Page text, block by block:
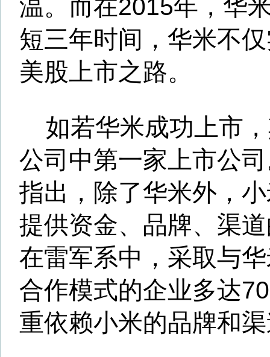
指出，除了华米外，小米为多
提供资金、品牌、渠道的支持
在雷军系中，采取与华米和小
合作模式的企业多达70多家，
香颂资本执行董事沈萌认为
在资本和业务层面关系密切，
较为依赖，虽不太会与小米系
同业竞争，但其独立性堪忧。”
小米产品贡献超八成
华米独立性遭质疑